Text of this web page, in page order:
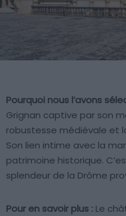
Pourquoi nous l’avons
Grignan captive par son
robustesse médiévale et
Son lien intime avec la
patrimoine historique.
splendeur de la Drôme
Pour en savoir plus : Le